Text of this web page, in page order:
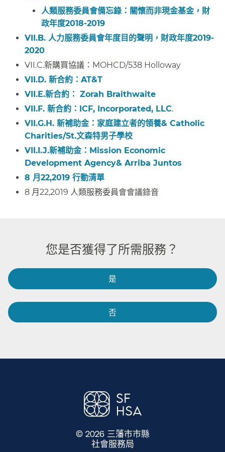
人類服務委員會備忘錄：關懷而非現金基金，財
政年度2018-2019​​
VII.B. 人力服務委員會年度目的聲明，財政年度2019-
2020​​
VII.C.新購買協議：MOHCD/538 Holloway​​
VII.D. 新合約：AT&T​​
VII.E.新合約： Zorah Braithwaite​​
VII.F. 新合約：ICF, Incorporated, LLC.​​
VII.G.H. 新補助金：家庭建立者的領養& Catholic
Charities/St.文森特男子學校​​
VII.I.J.新補助金：Mission Economic
Development Agency& Arriba Juntos​​
8 月22,2019 行動清單​​
8 月22,2019 人類服務委員會會議錄音​​
您是否獲得了所需服務？​​
是​​
否​​
© 2026 三藩市市縣
社會服務局